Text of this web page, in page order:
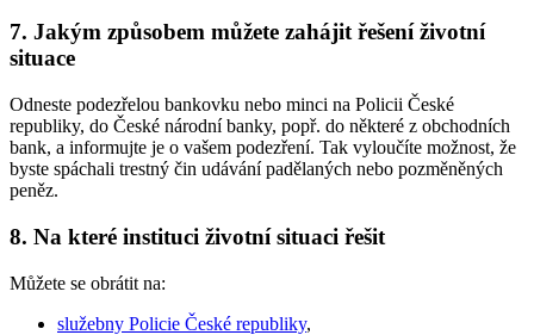
7. Jakým způsobem můžete zahájit řešení životní
situace
Odneste podezřelou bankovku nebo minci na Policii České
republiky, do České národní banky, popř. do některé z obchodních
bank, a informujte je o vašem podezření. Tak vyloučíte možnost, že
byste spáchali trestný čin udávání padělaných nebo pozměněných
peněz.
8. Na které instituci životní situaci řešit
Můžete se obrátit na:
služebny Policie České republiky,